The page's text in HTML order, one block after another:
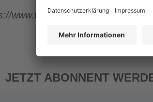
www.bsi.bund.de)
JETZT ABONNENT